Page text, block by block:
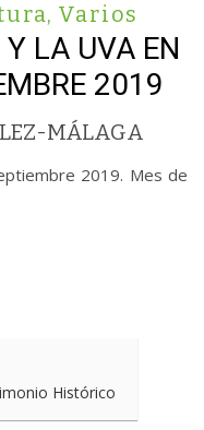
, Varios
LA UVA EN
2019
MÁLAGA
2019. Mes de
Histórico